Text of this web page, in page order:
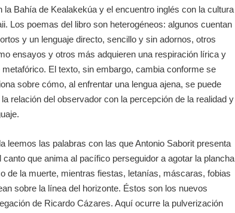
la Bahía de Kealakekúa y el encuentro inglés con la cultura
Los poemas del libro son heterogéneos: algunos cuentan
y un lenguaje directo, sencillo y sin adornos, otros
ensayos y otros más adquieren una respiración lírica y
metafórico. El texto, sin embargo, cambia conforme se
sobre cómo, al enfrentar una lengua ajena, se puede
relación del observador con la percepción de la realidad y
leemos las palabras con las que Antonio Saborit presenta
canto que anima al pacífico perseguidor a agotar la plancha
de la muerte, mientras fiestas, letanías, máscaras, fobias
sobre la línea del horizonte. Éstos son los nuevos
de Ricardo Cázares. Aquí ocurre la pulverización